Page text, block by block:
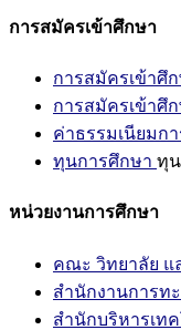
การสมัครเข้าศึกษา
การสมัครเข้า
การสมัครเข้าศึ
ค่าธรรมเนียมก
ทุนการศึกษา ทุ
หน่วยงานการศึกษา
คณะ วิทยาลัย แ
สำนักงานการท
สำนักบริหารเท